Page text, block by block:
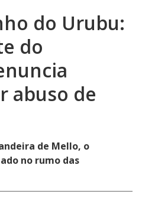
do Urubu:
do
abuso de
de Mello, o
no rumo das